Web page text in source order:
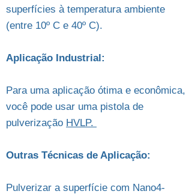
superfícies à temperatura ambiente
(entre 10º C e 40º C).
Aplicação Industrial:
Para uma aplicação ótima e econômica,
você pode usar uma pistola de
pulverização HVLP.
Outras Técnicas de Aplicação:
Pulverizar a superfície com Nano4-